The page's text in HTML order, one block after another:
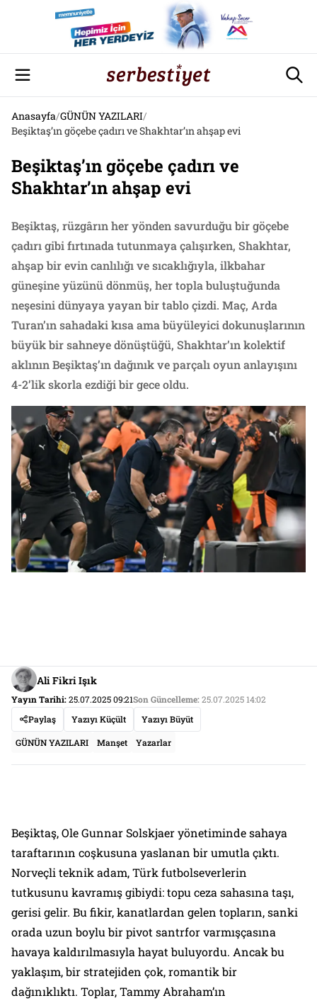
Anasayfa/GÜNÜN YAZILARI/
Beşiktaş’ın göçebe çadırı ve Shakhtar’ın ahşap evi
Beşiktaş’ın göçebe çadırı ve
Shakhtar’ın ahşap evi
Beşiktaş, rüzgârın her yönden savurduğu bir göçebe
çadırı gibi fırtınada tutunmaya çalışırken, Shakhtar,
ahşap bir evin canlılığı ve sıcaklığıyla, ilkbahar
güneşine yüzünü dönmüş, her topla buluştuğunda
neşesini dünyaya yayan bir tablo çizdi. Maç, Arda
Turan’ın sahadaki kısa ama büyüleyici dokunuşlarının
büyük bir sahneye dönüştüğü, Shakhtar’ın kolektif
aklının Beşiktaş’ın dağınık ve parçalı oyun anlayışını
4-2’lik skorla ezdiği bir gece oldu.
Ali Fikri Işık
Yayın Tarihi:25.07.2025 09:21Son Güncelleme:25.07.2025 14:02
Paylaş
Yazıyı Küçült Yazıyı Büyüt
GÜNÜN YAZILARI Manşet Yazarlar
Beşiktaş, Ole Gunnar Solskjaer yönetiminde sahaya
taraftarının coşkusuna yaslanan bir umutla çıktı.
Norveçli teknik adam, Türk futbolseverlerin
tutkusunu kavramış gibiydi: topu ceza sahasına taşı,
gerisi gelir. Bu fikir, kanatlardan gelen topların, sanki
orada uzun boylu bir pivot santrfor varmışçasına
havaya kaldırılmasıyla hayat buluyordu. Ancak bu
yaklaşım, bir stratejiden çok, romantik bir
dağınıklıktı. Toplar, Tammy Abraham’ın